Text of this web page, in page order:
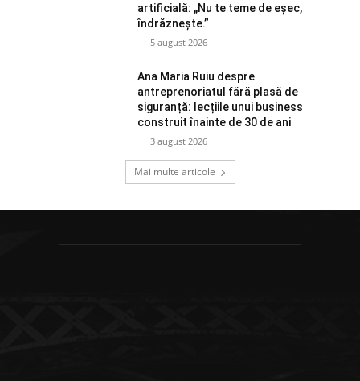
artificială: „Nu te teme de eșec,
îndrăznește.”
5 august 2026
Ana Maria Ruiu despre
antreprenoriatul fără plasă de
siguranță: lecțiile unui business
construit înainte de 30 de ani
3 august 2026
Mai multe articole